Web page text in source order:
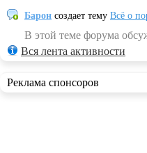
Барон создает тему Всё о
В этой теме форума
Вся лента активности
Реклама спонсоров